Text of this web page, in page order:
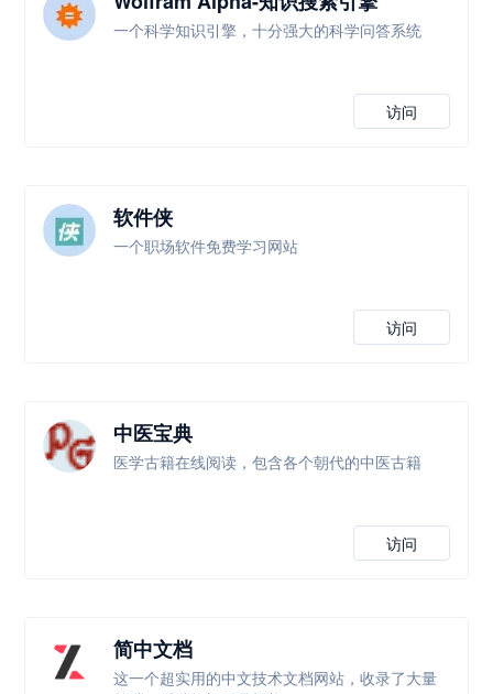
一个科学知识引擎，十分强大的科学问答系统
访问
软件侠
一个职场软件免费学习网站
访问
中医宝典
医学古籍在线阅读，包含各个朝代的中医古籍
访问
简中文档
这一个超实用的中文技术文档网站，收录了大量